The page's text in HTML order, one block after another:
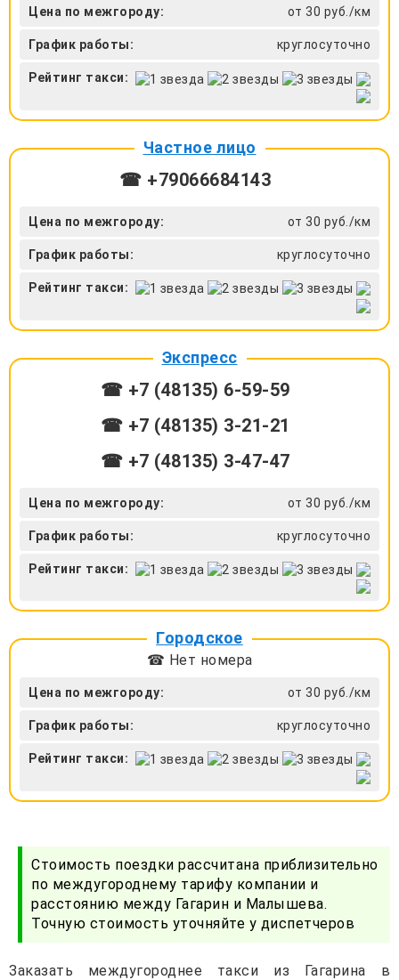
Цена по межгороду: от 30 руб./км
График работы: круглосуточно
Рейтинг такси:
Частное лицо
☎ +79066684143
Цена по межгороду: от 30 руб./км
График работы: круглосуточно
Рейтинг такси:
Экспресс
☎ +7 (48135) 6-59-59
☎ +7 (48135) 3-21-21
☎ +7 (48135) 3-47-47
Цена по межгороду: от 30 руб./км
График работы: круглосуточно
Рейтинг такси:
Городское
☎ Нет номера
Цена по межгороду: от 30 руб./км
График работы: круглосуточно
Рейтинг такси:
Стоимость поездки рассчитана приблизительно
по междугороднему тарифу компании и
расстоянию между Гагарин и Малышева.
Точную стоимость уточняйте у диспетчеров
Заказать междугороднее такси из Гагарина в